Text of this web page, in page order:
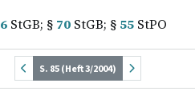
StGB; § 70StGB; § 55StPO
S. 85 (Heft 3/2004)